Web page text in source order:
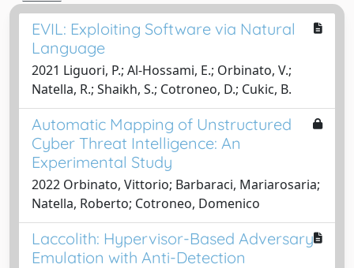
EVIL: Exploiting Software via Natural
Language
2021 Liguori, P.; Al-Hossami, E.; Orbinato, V.;
Natella, R.; Shaikh, S.; Cotroneo, D.; Cukic, B.
Automatic Mapping of Unstructured
Cyber Threat Intelligence: An
Experimental Study
2022 Orbinato, Vittorio; Barbaraci, Mariarosaria;
Natella, Roberto; Cotroneo, Domenico
Laccolith: Hypervisor-Based Adversary
Emulation with Anti-Detection